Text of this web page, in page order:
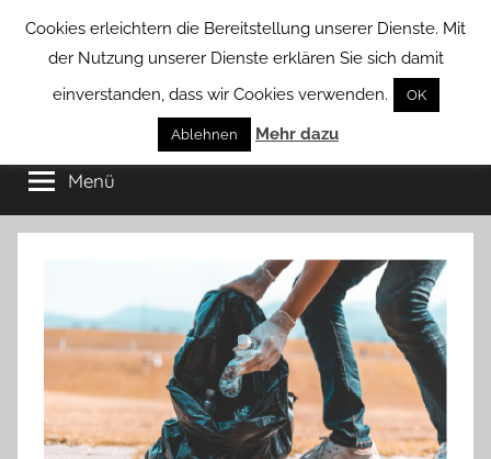
Borstel
von
Groß
Borstel
Menü
Cookies erleichtern die Bereitstellung unserer Dienste. Mit
der Nutzung unserer Dienste erklären Sie sich damit
einverstanden, dass wir Cookies verwenden.
OK
Ablehnen Mehr dazu